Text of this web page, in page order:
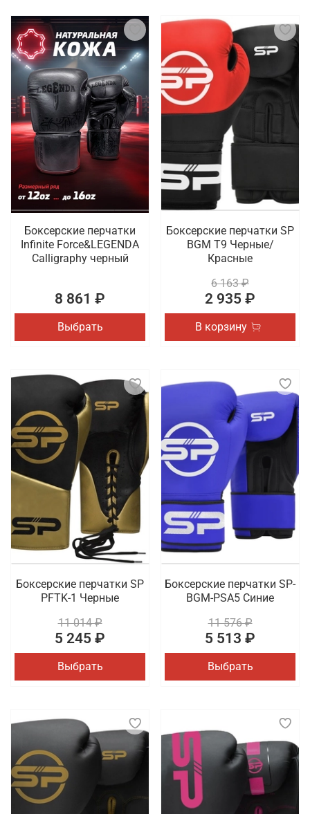
Боксерские перчатки
Infinite Force&LEGENDA
Calligraphy черный
8 861 ₽
Выбрать
Боксерские перчатки SP
BGM T9 Черные/
Красные
6 163 ₽
2 935 ₽
В корзину
Боксерские перчатки SP
PFTK-1 Черные
11 014 ₽
5 245 ₽
Выбрать
Боксерские перчатки SP-
BGM-PSA5 Синие
11 576 ₽
5 513 ₽
Выбрать